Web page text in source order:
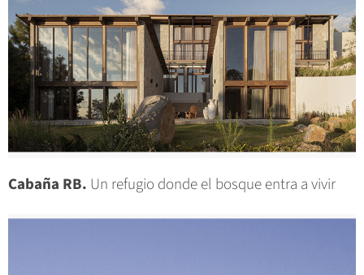
Cabaña RB. Un refugio donde el bosque entra a vivir